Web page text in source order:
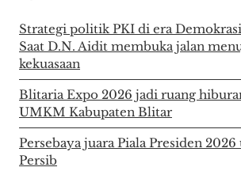
Strategi politik PKI di era
Saat D.N. Aidit membuka jalan
kekuasaan
Blitaria Expo 2026 jadi ruang
UMKM Kabupaten Blitar
Persebaya juara Piala Presiden
Persib